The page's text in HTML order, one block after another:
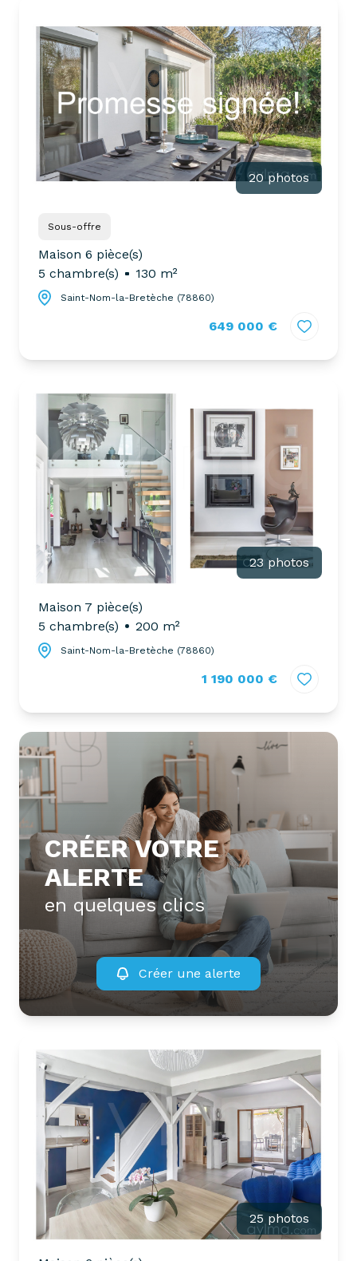
nous
votre
recherche
biens
pro
biens
pro
locative
mon
bien
20 photos
Sous-offre
Maison 6 pièce(s)
5 chambre(s)
130 m²
Saint-Nom-la-Bretèche (78860)
649 000 €
23 photos
Maison 7 pièce(s)
5 chambre(s)
200 m²
Saint-Nom-la-Bretèche (78860)
1 190 000 €
CRÉER VOTRE
ALERTE
en quelques clics
Créer une alerte
25 photos